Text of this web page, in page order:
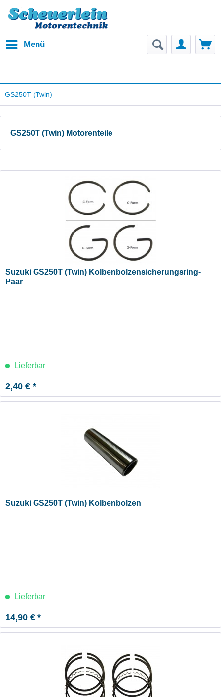
Menü
GS250T (Twin)
GS250T (Twin) Motorenteile
Suzuki GS250T (Twin) Kolbenbolzensicherungsring-
Paar
Lieferbar
2,40 € *
Suzuki GS250T (Twin) Kolbenbolzen
Lieferbar
14,90 € *